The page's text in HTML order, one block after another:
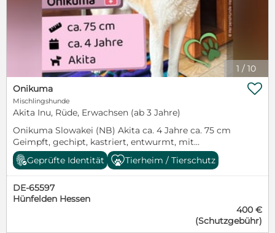
1 / 10
Onikuma
Mischlingshunde
Akita Inu, Rüde, Erwachsen (ab 3 Jahre)
Onikuma Slowakei (NB) Akita ca. 4 Jahre ca. 75 cm
Geimpft, gechipt, kastriert, entwurmt, mit
Heimtierpass ausgestattet Onikuma kommt aus
einem Privathaushalt und lebt seit kurzem in einem
unserer Tierheime in der Slowakei. Dort zeigt er sich
als massiver, wirklich beeindruckend großer Rüde,
der trotz seiner imposanten Erscheinung aktuell
bisheriges Leben in einer Familie verbracht hat, ist er

Geprüfte Identität Tierheim / Tierschutz
DE-65597
Hünfelden Hessen
400 €
(Schutzgebühr)